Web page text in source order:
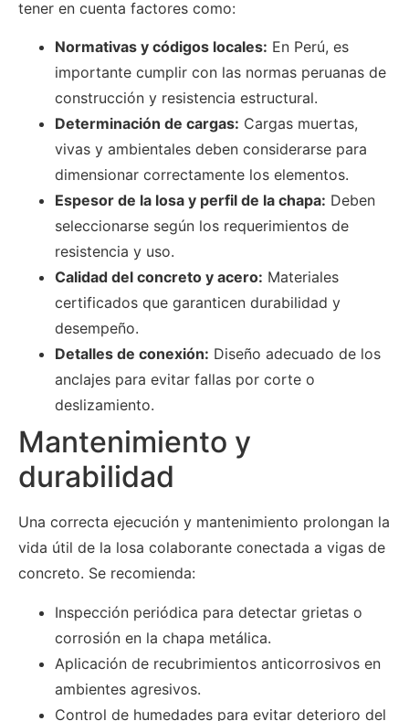
tener en cuenta factores como:
Normativas y códigos locales: En Perú, es
importante cumplir con las normas peruanas de
construcción y resistencia estructural.
Determinación de cargas: Cargas muertas,
vivas y ambientales deben considerarse para
dimensionar correctamente los elementos.
Espesor de la losa y perfil de la chapa: Deben
seleccionarse según los requerimientos de
resistencia y uso.
Calidad del concreto y acero: Materiales
certificados que garanticen durabilidad y
desempeño.
Detalles de conexión: Diseño adecuado de los
anclajes para evitar fallas por corte o
deslizamiento.
Mantenimiento y
durabilidad
Una correcta ejecución y mantenimiento prolongan la
vida útil de la losa colaborante conectada a vigas de
concreto. Se recomienda:
Inspección periódica para detectar grietas o
corrosión en la chapa metálica.
Aplicación de recubrimientos anticorrosivos en
ambientes agresivos.
Control de humedades para evitar deterioro del